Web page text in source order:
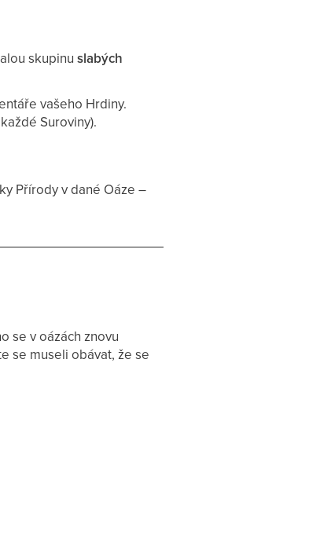
skupinuslabých
vašeho Hrdiny.
Suroviny).
Přírody v dané Oáze –
se v oázách znovu
se museli obávat, že se